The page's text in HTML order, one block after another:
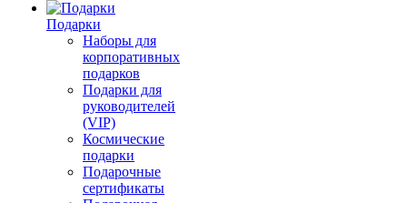
Подарки
Наборы для
корпоративных
подарков
Подарки для
руководителей
(VIP)
Космические
подарки
Подарочные
сертификаты